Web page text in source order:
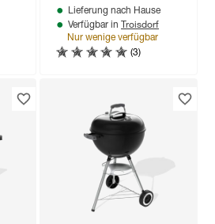
Lieferung nach Hause
Verfügbar in Troisdorf
Nur wenige verfügbar
(3)